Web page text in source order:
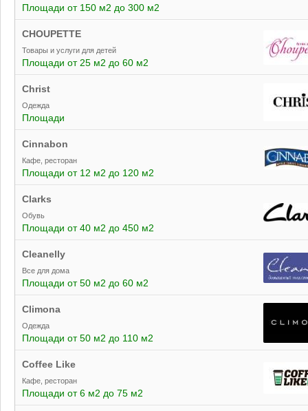
Площади от 150 м2 до 300 м2
CHOUPETTE
Товары и услуги для детей
Площади от 25 м2 до 60 м2
Christ
Одежда
Площади
Cinnabon
Кафе, ресторан
Площади от 12 м2 до 120 м2
Clarks
Обувь
Площади от 40 м2 до 450 м2
Cleanelly
Все для дома
Площади от 50 м2 до 60 м2
Climona
Одежда
Площади от 50 м2 до 110 м2
Coffee Like
Кафе, ресторан
Площади от 6 м2 до 75 м2